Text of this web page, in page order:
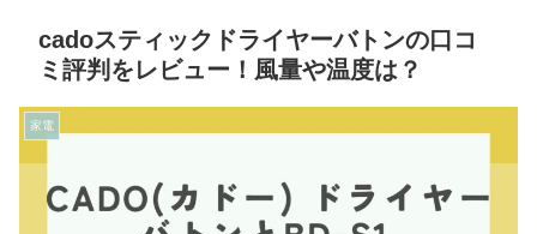
cadoスティックドライヤーバトンの口コ
ミ評判をレビュー！風量や温度は？
家電